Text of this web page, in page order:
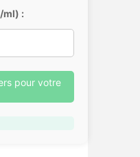
ml) :
pour votre